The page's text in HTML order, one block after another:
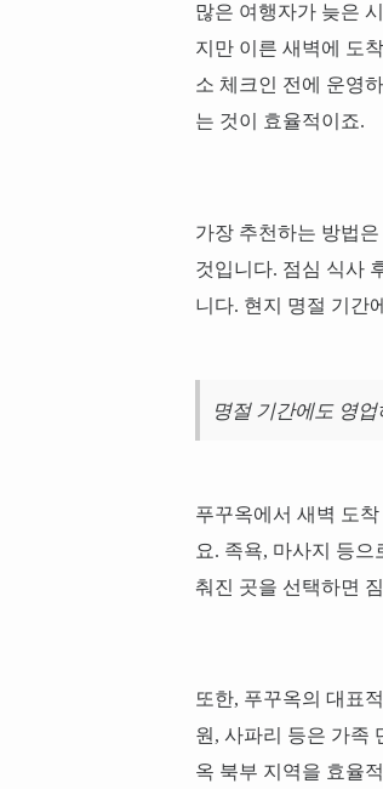
많은 여행자가 늦은
지만 이른 새벽에 도
소 체크인 전에 운영
는 것이 효율적이죠.
가장 추천하는 방법
것입니다. 점심 식사
니다. 현지 명절 기간
명절 기간에도 영
푸꾸옥에서 새벽 도
요. 족욕, 마사지 등
춰진 곳을 선택하면
또한, 푸꾸옥의 대표
원, 사파리 등은 가족
옥 북부 지역을 효율